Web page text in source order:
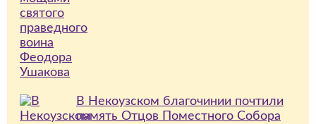
В Некоузском благочинии почтили
память Отцов Поместного Собора